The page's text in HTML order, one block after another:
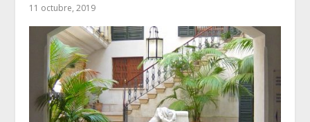
11 octubre, 2019